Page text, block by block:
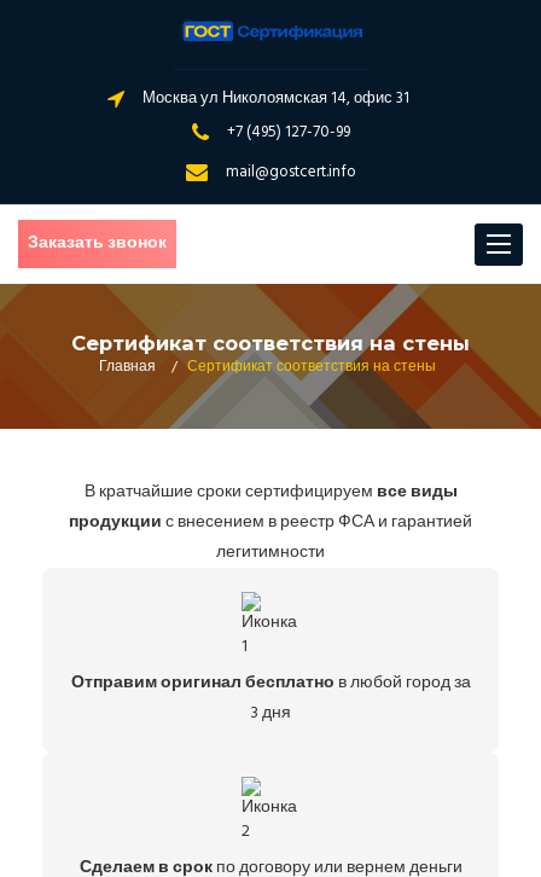
Москва ул Николоямская 14, офис 31
+7 (495) 127-70-99
mail@gostcert.info
Toggle
Заказать звонок
Сертификат соответствия на стены
Главная
/ Сертификат соответствия на стены
В кратчайшие сроки сертифицируем все виды
продукциис внесением в реестр ФСА и гарантией
легитимности
Отправим оригинал бесплатно в любой город за
3 дня
Сделаем в срокпо договору или вернем деньги